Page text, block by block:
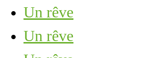
Un rêve
Un rêve